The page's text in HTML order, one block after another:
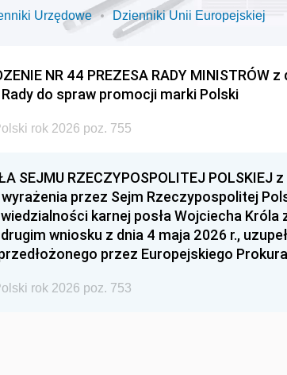
Urzędowe Dzienniki Unii Europejskiej
NR 44 PREZESA RADY MINISTRÓW
do spraw promocji marki Polski
rok 2026 poz. 755
SEJMU RZECZYPOSPOLITEJ POLSKIEJ
przez Sejm Rzeczypospolitej
karnej posła Wojciecha Króla
wniosku z dnia 4 maja 2026 r.,
przez Europejskiego
rok 2026 poz. 753